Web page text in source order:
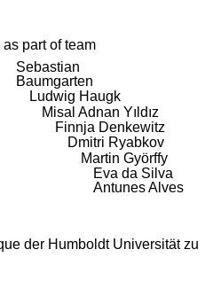
as part of team
Sebastian
Baumgarten
Ludwig Haugk
Misal Adnan Yıldız
Finnja Denkewitz
Dmitri Ryabkov
Martin Györffy
Eva da Silva
Antunes Alves
der Humboldt Universität zu